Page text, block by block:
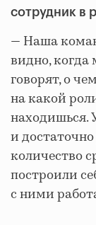
сотрудник в
— Наша
видно,
говорят, о
на какой
находишься.
и
количество
построили
с ними